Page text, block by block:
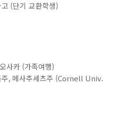
(단기 교환학생)
사카 (가족여행)
, 메사추세츠주 (Cornell Univ.